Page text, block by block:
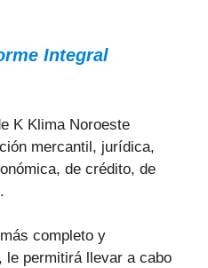
Integral
K Klima Noroeste
mercantil, jurídica,
de crédito, de
completo y
le permitirá llevar a cabo